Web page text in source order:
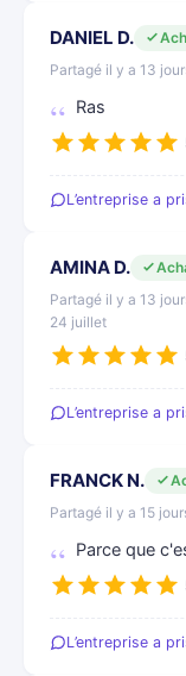
DANIEL D.
Partagé il y a 13
Ras
L’entreprise a
AMINA D.
Partagé il y a 13
24 juillet
L’entreprise a
FRANCK N.
Partagé il y a 15
Parce que
L’entreprise a